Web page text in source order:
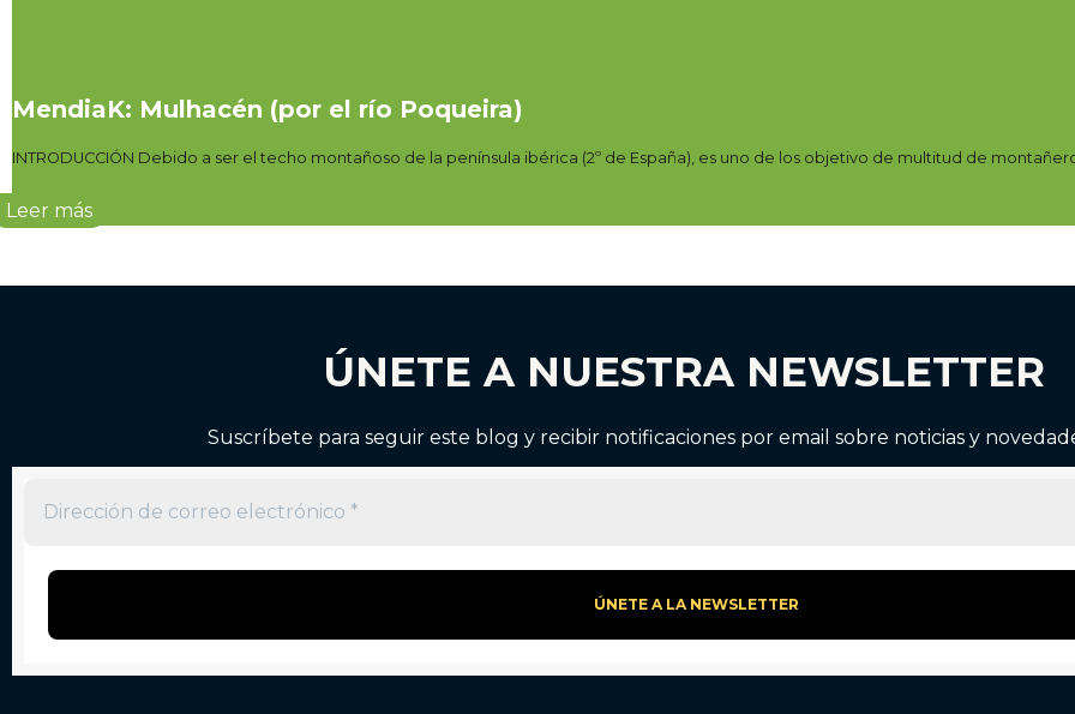
MendiaK: Mulhacén (por el río Poqueira)
INTRODUCCIÓN Debido a ser el techo montañoso de la península ibérica (2º de España), es uno de los objetivo de multitud de
Leer más
ÚNETE A NUESTRA NEWSLETTER
Suscríbete para seguir este blog y recibir notificaciones por email sobre noticias y